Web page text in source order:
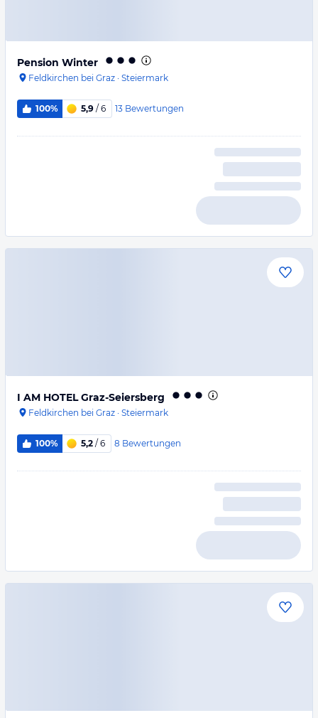
Pension Winter
Feldkirchen bei Graz · Steiermark
100% 5,9 / 6 13 Bewertungen
I AM HOTEL Graz-Seiersberg
Feldkirchen bei Graz · Steiermark
100% 5,2 / 6 8 Bewertungen